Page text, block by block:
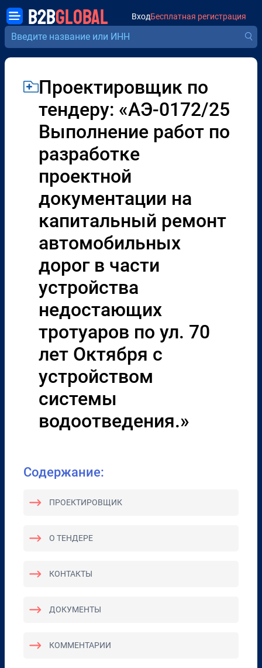
B2BGLOBAL ВходБесплатная регистрация
Проектировщик по
тендеру: «АЭ-0172/25
Выполнение работ по
разработке
проектной
документации на
капитальный ремонт
автомобильных
дорог в части
устройства
недостающих
тротуаров по ул. 70
лет Октября с
устройством
системы
водоотведения.»
Содержание:
ПРОЕКТИРОВЩИК
О ТЕНДЕРЕ
КОНТАКТЫ
ДОКУМЕНТЫ
КОММЕНТАРИИ